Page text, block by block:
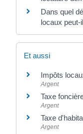
Dans quel
locaux peut-
Et aussi
Impôts
Argent
Taxe
Argent
Taxe
Argent